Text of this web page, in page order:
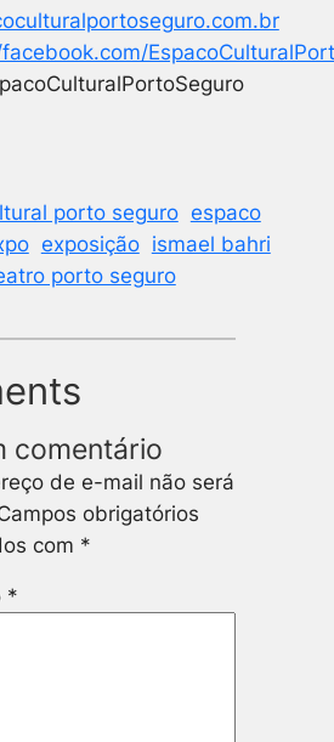
porto seguro espaco
exposição ismael bahri
porto seguro
comentário
de e-mail não será
obrigatórios
com *
*